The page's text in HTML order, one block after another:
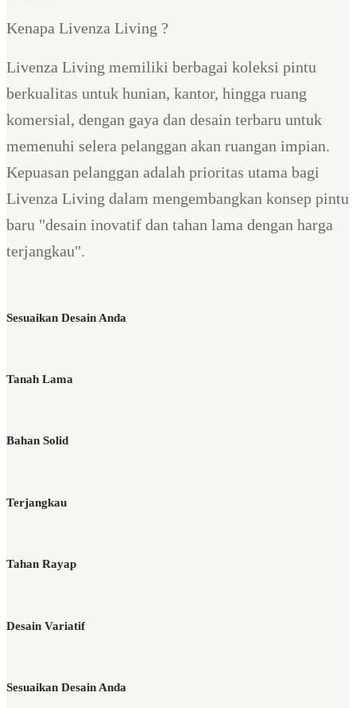
Kenapa Livenza Living ?
Livenza Living memiliki berbagai koleksi pintu
berkualitas untuk hunian, kantor, hingga ruang
komersial, dengan gaya dan desain terbaru untuk
memenuhi selera pelanggan akan ruangan impian.
Kepuasan pelanggan adalah prioritas utama bagi
Livenza Living dalam mengembangkan konsep pintu
baru "desain inovatif dan tahan lama dengan harga
terjangkau".
Sesuaikan Desain Anda
Tanah Lama
Bahan Solid
Terjangkau
Tahan Rayap
Desain Variatif
Sesuaikan Desain Anda